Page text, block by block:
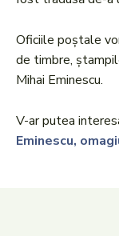
Oficiile poștale
de timbre,
Mihai Eminescu.
V-ar putea
Eminescu,